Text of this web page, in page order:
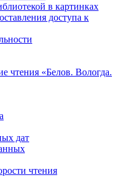
в картинках
доступа к
чтения «Белов. Вологда.
дат
чтения